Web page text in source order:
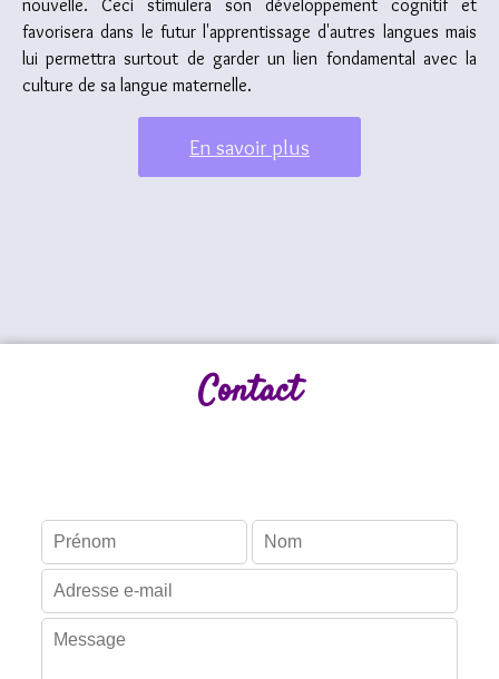
nouvelle. Ceci stimulera son développement cognitif et
favorisera dans le futur l'apprentissage d'autres langues mais
lui permettra surtout de garder un lien fondamental avec la
culture de sa langue maternelle.
En savoir plus
Contact